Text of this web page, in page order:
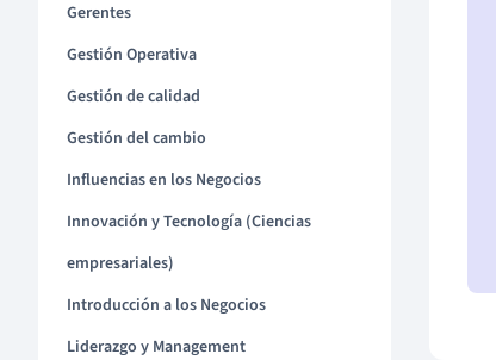
Gerentes
Gestión Operativa
Gestión de calidad
Gestión del cambio
Influencias en los Negocios
Innovación y Tecnología (Ciencias
empresariales)
Introducción a los Negocios
Liderazgo y Management